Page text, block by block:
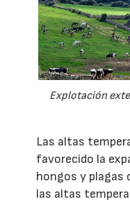
Explotación
Las altas
favorecido la
hongos y plagas
las altas